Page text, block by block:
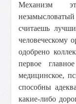
Механизм
считаешь
человеческому
одобрено
первое
медицинское,
способны
какие-либо